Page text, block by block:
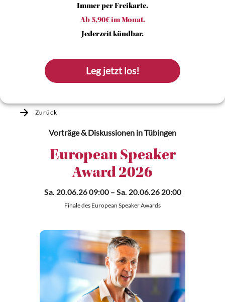
Immer per Freikarte.
Ab 5,90€ im Monat.
Jederzeit kündbar.
Leg jetzt los!
Zurück
Vorträge & Diskussionen in Tübingen
European Speaker
Award 2026
Sa. 20.06.26 09:00 – Sa. 20.06.26 20:00
Finale des European Speaker Awards